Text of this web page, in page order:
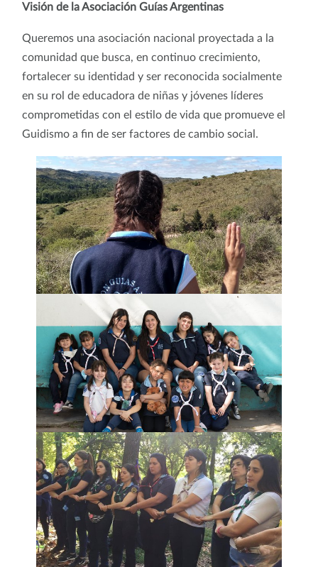
Visión de la Asociación Guías Argentinas
Queremos una asociación nacional proyectada a la
comunidad que busca, en continuo crecimiento,
fortalecer su identidad y ser reconocida socialmente
en su rol de educadora de niñas y jóvenes líderes
comprometidas con el estilo de vida que promueve el
Guidismo a fin de ser factores de cambio social.